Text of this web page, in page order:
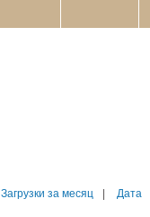
Загрузки за месяц Дата